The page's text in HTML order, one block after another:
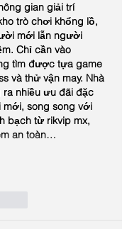
gian giải trí
trò chơi khổng lồ,
mới lẫn người
Chỉ cần vào
tìm được tựa game
và thử vận may. Nhà
ra nhiều ưu đãi đặc
song song với
bạch từ rikvip mx,
an toàn…